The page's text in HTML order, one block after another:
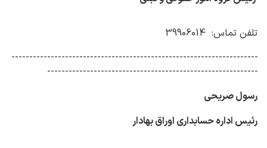
تلفن تماس: 39906014
---------------------------------------------------------------------
-----------------------------------------------------------
رسول صریحی
رئیس اداره حسابداری اوراق بهادار